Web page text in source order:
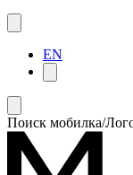
EN
Поиск мобилка/